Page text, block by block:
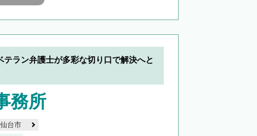
テラン弁護士が多彩な切り口で解決へと
務所
仙台市